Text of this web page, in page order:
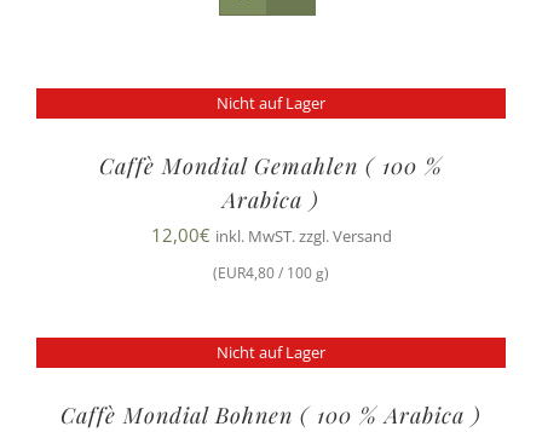
Nicht auf Lager
Caffè Mondial Gemahlen ( 100 %
Arabica )
12,00€ inkl. MwST. zzgl. Versand
(EUR4,80 / 100 g)
Nicht auf Lager
Caffè Mondial Bohnen ( 100 % Arabica )